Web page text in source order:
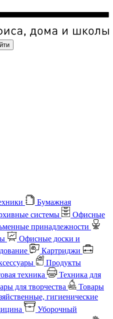
Бумажная
системы
Офисные
принадлежности
Офисные доски и
Картриджи
Продукты
техника
Техника для
для творчества
Товары
гигиенические
Уборочный